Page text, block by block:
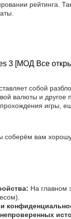
рейтинга.
3 [МОД Все
собой
валюты и
игры,
соберём вам
На главном